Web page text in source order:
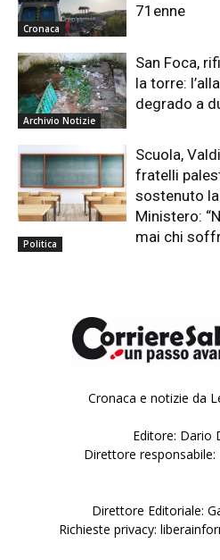
Cronaca
71enne
Archivio Notizie
San Foca,
la torre:
degrado a
Politica
Scuola,
fratelli
sostenuto
Ministero:
mai chi
Cronaca e notizie da
Editore: Dario
Direttore
Direttore Editoriale:
Richieste privacy: